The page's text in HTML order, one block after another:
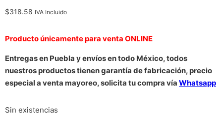
$318.58 IVA Incluido
Producto únicamente para venta ONLINE
Entregas en Puebla y envíos en todo México, todos
nuestros productos tienen garantía de fabricación, precio
especial a venta mayoreo, solicita tu compra vía Whatsapp
Sin existencias